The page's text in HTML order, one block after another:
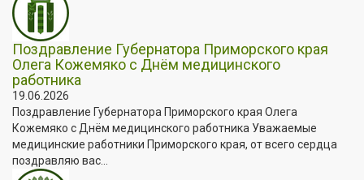
Поздравление Губернатора Приморского края
Олега Кожемяко с Днём медицинского
работника
19.06.2026
Поздравление Губернатора Приморского края Олега
Кожемяко с Днём медицинского работника Уважаемые
медицинские работники Приморского края, от всего сердца
поздравляю вас...